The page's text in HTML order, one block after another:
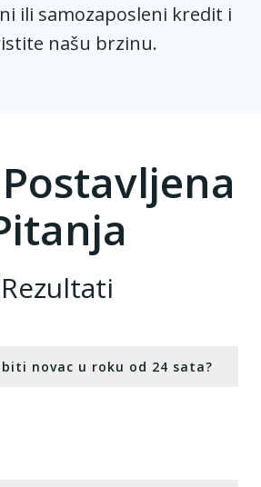
ili samozaposleni kredit i
našu brzinu.
Rezultati
novac u roku od 24 sata?